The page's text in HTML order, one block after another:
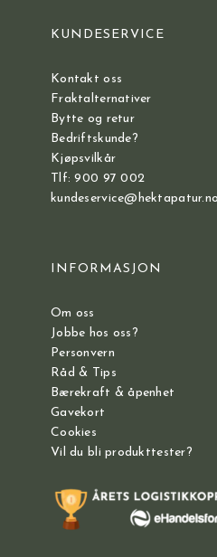
KUNDESERVICE
Kontakt oss
Fraktalternativer
Bytte og retur
Bedriftskunde?
Kjøpsvilkår
Tlf: 900 97 002
kundeservice@hektapatur.no
INFORMASJON
Om oss
Jobbe hos oss?
Personvern
Råd & Tips
Bærekraft & åpenhet
Gavekort
Cookies
Vil du bli produkttester?